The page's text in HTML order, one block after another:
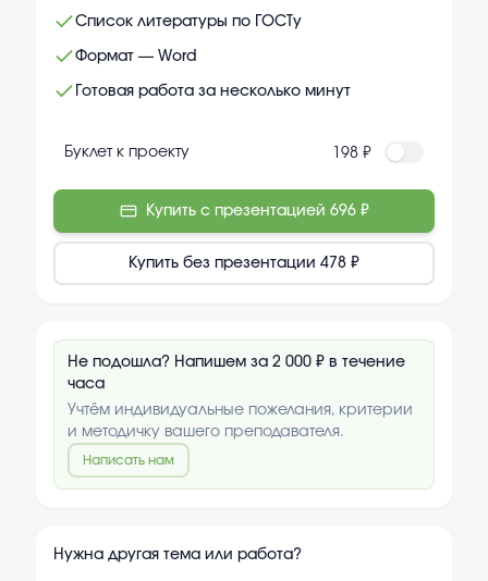
Список литературы по ГОСТу
Формат — Word
Готовая работа за несколько минут
Буклет к проекту 198 ₽
Купить с презентацией 696 ₽
Купить без презентации 478 ₽
Не подошла? Напишем за 2 000 ₽ в течение
часа
Учтём индивидуальные пожелания, критерии
и методичку вашего преподавателя.
Написать нам
Нужна другая тема или работа?